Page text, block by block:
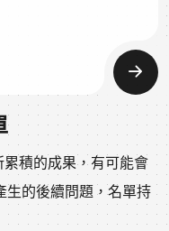
積的成果，有可能會
生的後續問題，名單持